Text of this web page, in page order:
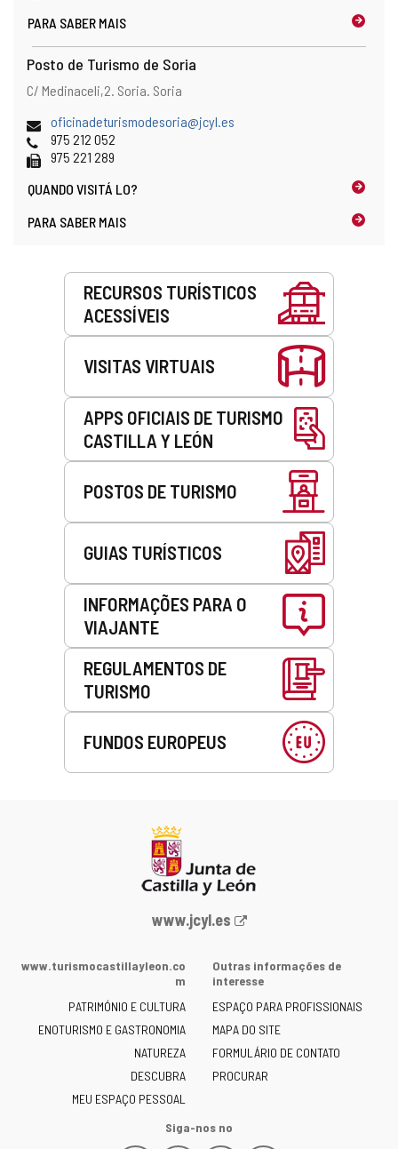
PARA SABER MAIS
Posto de Turismo de Soria
Endereço
localização
no
mapa
Endereço
C/ Medinaceli,2. Soria. Soria
Endereço
de
email
oficinadeturismodesoria@jcyl.es
Telefones
975 212 052
Fax 975 221 289
QUANDO VISITÁ LO?
PARA SABER MAIS
RECURSOS TURÍSTICOS
ACESSÍVEIS
VISITAS VIRTUAIS
APPS OFICIAIS DE TURISMO
CASTILLA Y LEÓN
POSTOS DE TURISMO
GUIAS TURÍSTICOS
INFORMAÇÕES PARA O
VIAJANTE
REGULAMENTOS DE
TURISMO
FUNDOS EUROPEUS
Portal
Junta
Castilla
y
León
-
www.jcyl.es
www.turismocastillayleon.co
m
PATRIMÓNIO E CULTURA
ENOTURISMO E GASTRONOMIA
NATUREZA
DESCUBRA
MEU ESPAÇO PESSOAL
Outras informações de
interesse
ESPAÇO PARA PROFISSIONAIS
MAPA DO SITE
FORMULÁRIO DE CONTATO
PROCURAR
Siga-nos no